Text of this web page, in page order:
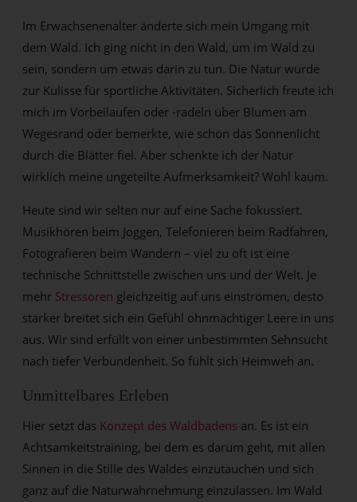
Im Erwachsenenalter änderte sich mein Umgang mit
dem Wald. Ich ging nicht in den Wald, um im Wald zu
sein, sondern um etwas darin zu tun. Die Natur wurde
zur Kulisse für sportliche Aktivitäten. Sicherlich freute ich
mich im Vorbeilaufen oder -radeln über Blumen am
Wegesrand oder bemerkte, wie schön das Sonnenlicht
durch die Blätter fiel. Aber schenkte ich der Natur
wirklich meine ungeteilte Aufmerksamkeit? Wohl kaum.
Heute sind wir selten nur auf eine Sache fokussiert.
Musikhören beim Joggen, Telefonieren beim Radfahren,
Fotografieren beim Wandern – viel zu oft ist eine
technische Schnittstelle zwischen uns und der Welt. Je
mehr Stressoren gleichzeitig auf uns einströmen, desto
stärker breitet sich ein Gefühl ohnmächtiger Leere in uns
aus. Wir sind erfüllt von einer unbestimmten Sehnsucht
nach tiefer Verbundenheit. So fühlt sich Heimweh an.
Unmittelbares Erleben
Hier setzt das Konzept des Waldbadens an. Es ist ein
Achtsamkeitstraining, bei dem es darum geht, mit allen
Sinnen in die Stille des Waldes einzutauchen und sich
ganz auf die Naturwahrnehmung einzulassen. Im Wald